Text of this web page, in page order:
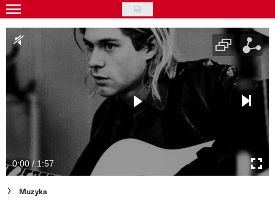
Skip
to
main
content
Gwiazdy
Ludzie
Moda
Uroda
Kultura
Wideo
0:00 / 1:57
Muzyka